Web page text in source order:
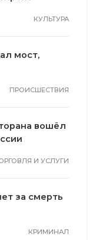
КУЛЬТУРА
мост,
ПРОИСШЕСТВИЯ
вошёл
И УСЛУГИ
за смерть
КРИМИНАЛ